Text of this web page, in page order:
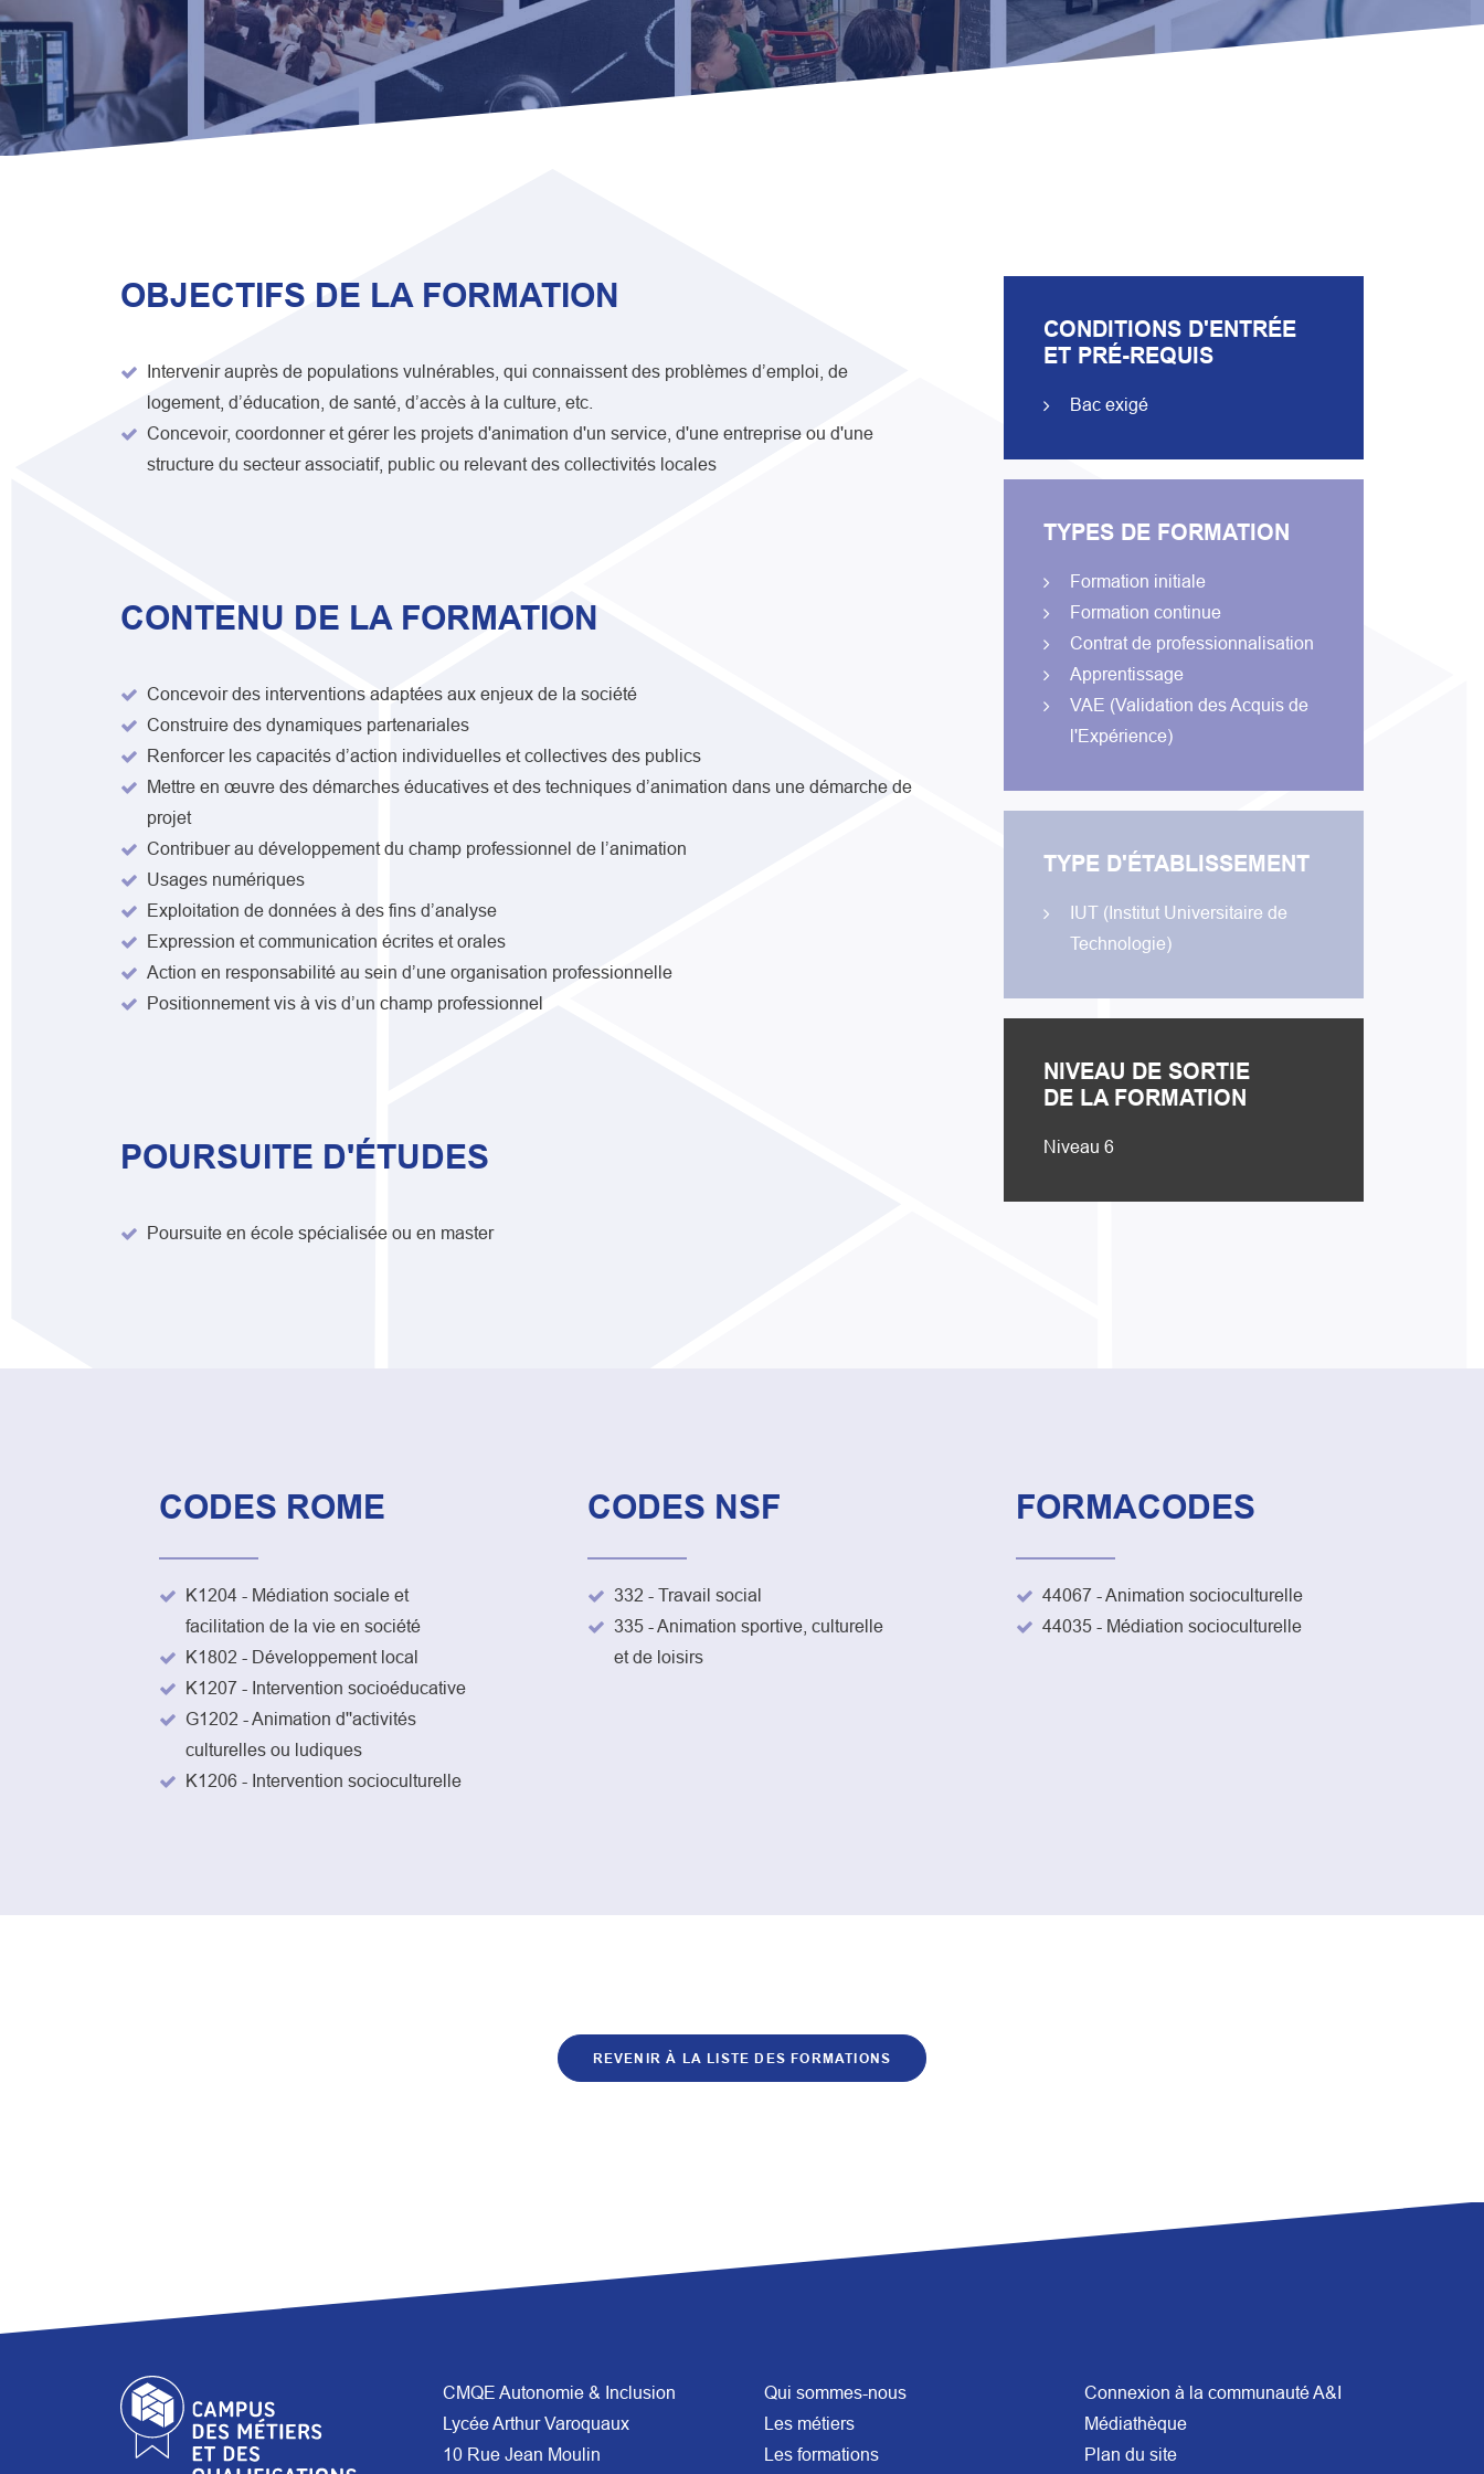
OBJECTIFS DE LA FORMATION
Intervenir auprès de populations vulnérables, qui connaissent des problèmes d’emploi, de
logement, d’éducation, de santé, d’accès à la culture, etc.
Concevoir, coordonner et gérer les projets d'animation d'un service, d'une entreprise ou d'une
structure du secteur associatif, public ou relevant des collectivités locales
CONTENU DE LA FORMATION
Concevoir des interventions adaptées aux enjeux de la société
Construire des dynamiques partenariales
Renforcer les capacités d’action individuelles et collectives des publics
Mettre en œuvre des démarches éducatives et des techniques d’animation dans une démarche de
projet
Contribuer au développement du champ professionnel de l’animation
Usages numériques
Exploitation de données à des fins d’analyse
Expression et communication écrites et orales
Action en responsabilité au sein d’une organisation professionnelle
Positionnement vis à vis d’un champ professionnel
POURSUITE D'ÉTUDES
Poursuite en école spécialisée ou en master
CONDITIONS D'ENTRÉE
ET PRÉ-REQUIS
Bac exigé
TYPES DE FORMATION
Formation initiale
Formation continue
Contrat de professionnalisation
Apprentissage
VAE (Validation des Acquis de
l'Expérience)
TYPE D'ÉTABLISSEMENT
IUT (Institut Universitaire de
Technologie)
NIVEAU DE SORTIE
DE LA FORMATION
Niveau 6
CODES ROME
K1204 - Médiation sociale et
facilitation de la vie en société
K1802 - Développement local
K1207 - Intervention socioéducative
G1202 - Animation d''activités
culturelles ou ludiques
K1206 - Intervention socioculturelle
CODES NSF
332 - Travail social
335 - Animation sportive, culturelle
et de loisirs
FORMACODES
44067 - Animation socioculturelle
44035 - Médiation socioculturelle
REVENIR À LA LISTE DES FORMATIONS
CMQE Autonomie & Inclusion
Lycée Arthur Varoquaux
10 Rue Jean Moulin
Qui sommes-nous
Les métiers
Les formations
Connexion à la communauté A&I
Médiathèque
Plan du site